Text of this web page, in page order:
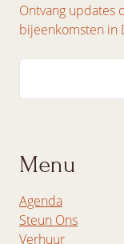
Ontvang updates
bijeenkomsten in
Email
Menu
Agenda
Steun Ons
Verhuur